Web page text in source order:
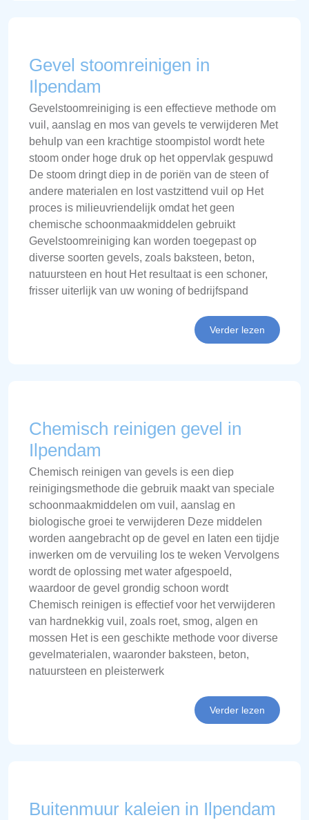
Gevel stoomreinigen in
Ilpendam
Gevelstoomreiniging is een effectieve methode om
vuil, aanslag en mos van gevels te verwijderen Met
behulp van een krachtige stoompistol wordt hete
stoom onder hoge druk op het oppervlak gespuwd
De stoom dringt diep in de poriën van de steen of
andere materialen en lost vastzittend vuil op Het
proces is milieuvriendelijk omdat het geen
chemische schoonmaakmiddelen gebruikt
Gevelstoomreiniging kan worden toegepast op
diverse soorten gevels, zoals baksteen, beton,
natuursteen en hout Het resultaat is een schoner,
frisser uiterlijk van uw woning of bedrijfspand
Verder lezen
Chemisch reinigen gevel in
Ilpendam
Chemisch reinigen van gevels is een diep
reinigingsmethode die gebruik maakt van speciale
schoonmaakmiddelen om vuil, aanslag en
biologische groei te verwijderen Deze middelen
worden aangebracht op de gevel en laten een tijdje
inwerken om de vervuiling los te weken Vervolgens
wordt de oplossing met water afgespoeld,
waardoor de gevel grondig schoon wordt
Chemisch reinigen is effectief voor het verwijderen
van hardnekkig vuil, zoals roet, smog, algen en
mossen Het is een geschikte methode voor diverse
gevelmaterialen, waaronder baksteen, beton,
natuursteen en pleisterwerk
Verder lezen
Buitenmuur kaleien in Ilpendam